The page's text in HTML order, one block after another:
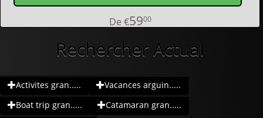
De €5900
Rechercher Actual
Activites gran.....
Vacances arguin.....
Boat trip gran.....
Catamaran gran.....